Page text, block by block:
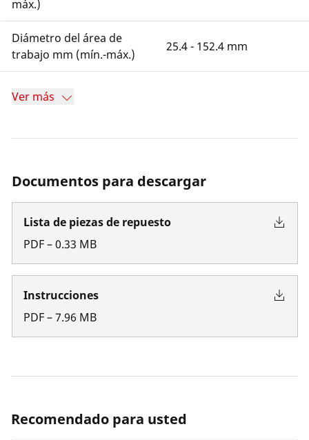
máx.)
Diámetro del área de
trabajo mm (mín.-máx.)
25.4 - 152.4 mm
Ver más
Documentos para descargar
Lista de piezas de repuesto
PDF–0.33 MB
Instrucciones
PDF–7.96 MB
Recomendado para usted